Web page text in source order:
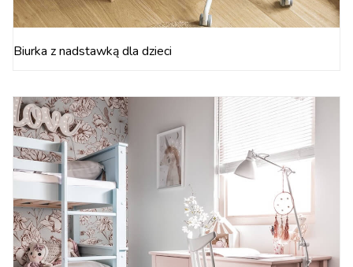
Biurka z nadstawką dla dzieci